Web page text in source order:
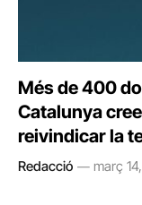
Més de 400
Catalunya
reivindicar la
Redacció març